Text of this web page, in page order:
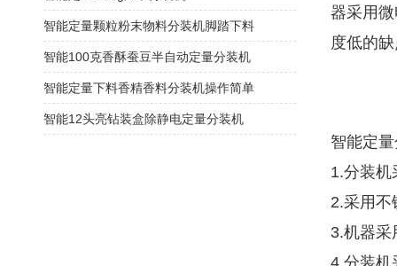
器采用
度低的
智能定
1.分装机
2.采用不
3.机器采
4.分装机
智能定量颗粒粉末物料分装机脚踏下料
智能100克香酥蚕豆半自动定量分装机
智能定量下料香精香料分装机操作简单
智能12头亮钻装盒除静电定量分装机